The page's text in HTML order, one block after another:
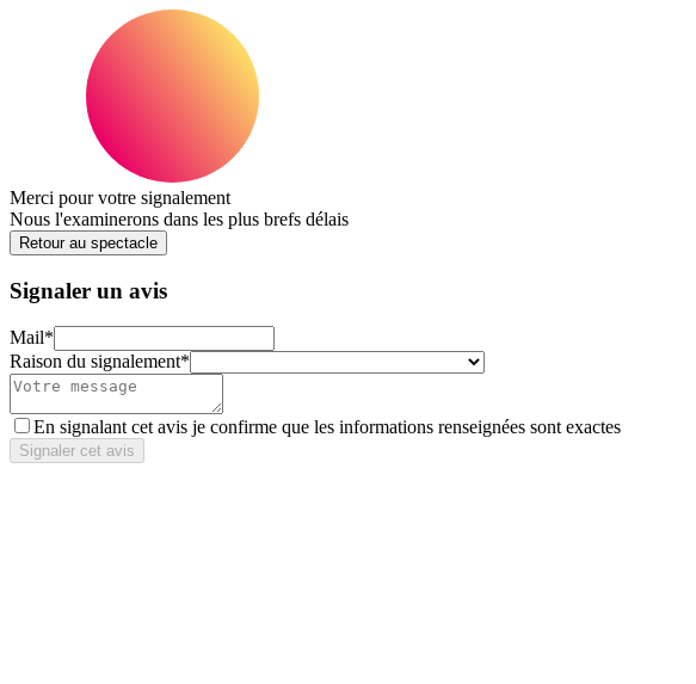
Merci pour votre signalement
Nous l'examinerons dans les plus brefs délais
Retour au spectacle
Signaler un avis
Mail*
Raison du signalement*
En signalant cet avis je confirme que les informations renseignées sont exactes
Signaler cet avis